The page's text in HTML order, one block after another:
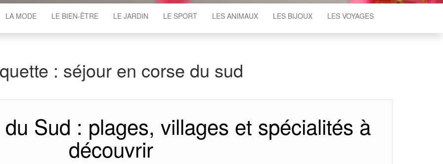
LA MODE LE BIEN-ÊTRE LE JARDIN LE SPORT LES ANIMAUX LES BIJOUX LES VOYAGES
: séjour en corse du sud
Sud : plages, villages et spécialités à
découvrir